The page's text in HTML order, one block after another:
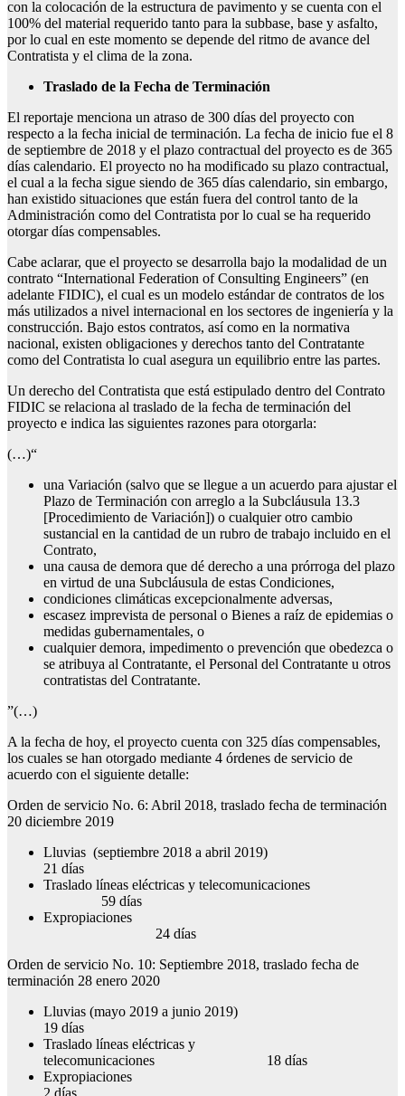
con la colocación de la estructura de pavimento y se cuenta con el
100% del material requerido tanto para la subbase, base y asfalto,
por lo cual en este momento se depende del ritmo de avance del
Contratista y el clima de la zona.
Traslado de la Fecha de Terminación
El reportaje menciona un atraso de 300 días del proyecto con
respecto a la fecha inicial de terminación. La fecha de inicio fue el 8
de septiembre de 2018 y el plazo contractual del proyecto es de 365
días calendario. El proyecto no ha modificado su plazo contractual,
el cual a la fecha sigue siendo de 365 días calendario, sin embargo,
han existido situaciones que están fuera del control tanto de la
Administración como del Contratista por lo cual se ha requerido
otorgar días compensables.
Cabe aclarar, que el proyecto se desarrolla bajo la modalidad de un
contrato “International Federation of Consulting Engineers” (en
adelante FIDIC), el cual es un modelo estándar de contratos de los
más utilizados a nivel internacional en los sectores de ingeniería y la
construcción. Bajo estos contratos, así como en la normativa
nacional, existen obligaciones y derechos tanto del Contratante
como del Contratista lo cual asegura un equilibrio entre las partes.
Un derecho del Contratista que está estipulado dentro del Contrato
FIDIC se relaciona al traslado de la fecha de terminación del
proyecto e indica las siguientes razones para otorgarla:
(…)“
una Variación (salvo que se llegue a un acuerdo para ajustar el
Plazo de Terminación con arreglo a la Subcláusula 13.3
[Procedimiento de Variación]) o cualquier otro cambio
sustancial en la cantidad de un rubro de trabajo incluido en el
Contrato,
una causa de demora que dé derecho a una prórroga del plazo
en virtud de una Subcláusula de estas Condiciones,
condiciones climáticas excepcionalmente adversas,
escasez imprevista de personal o Bienes a raíz de epidemias o
medidas gubernamentales, o
cualquier demora, impedimento o prevención que obedezca o
se atribuya al Contratante, el Personal del Contratante u otros
contratistas del Contratante.
”(…)
A la fecha de hoy, el proyecto cuenta con 325 días compensables,
los cuales se han otorgado mediante 4 órdenes de servicio de
acuerdo con el siguiente detalle:
Orden de servicio No. 6: Abril 2018, traslado fecha de terminación
20 diciembre 2019
Lluvias (septiembre 2018 a abril 2019)
21 días
Traslado líneas eléctricas y telecomunicaciones
59 días
Expropiaciones
24 días
Orden de servicio No. 10: Septiembre 2018, traslado fecha de
terminación 28 enero 2020
Lluvias (mayo 2019 a junio 2019)
19 días
Traslado líneas eléctricas y
telecomunicaciones 18 días